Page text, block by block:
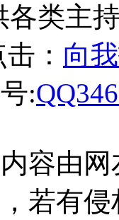
各类主
： 向
:
容由
若有